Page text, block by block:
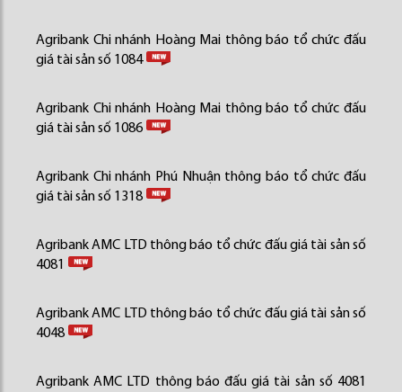
Agribank Chi nhánh Hoàng Mai thông báo tổ chức đấu
giá tài sản số 1084
Agribank Chi nhánh Hoàng Mai thông báo tổ chức đấu
giá tài sản số 1086
Agribank Chi nhánh Phú Nhuận thông báo tổ chức đấu
giá tài sản số 1318
Agribank AMC LTD thông báo tổ chức đấu giá tài sản số
4081
Agribank AMC LTD thông báo tổ chức đấu giá tài sản số
4048
Agribank AMC LTD thông báo đấu giá tài sản số 4081